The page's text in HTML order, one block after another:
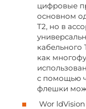
цифровые
основном
T2, но в
кабельного
как
с помощью
флешки
Wor